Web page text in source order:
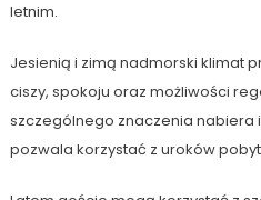
letnim.
Jesienią i zimą nadmorski klimat
ciszy, spokoju oraz możliwości
szczególnego znaczenia nabiera
pozwala korzystać z uroków